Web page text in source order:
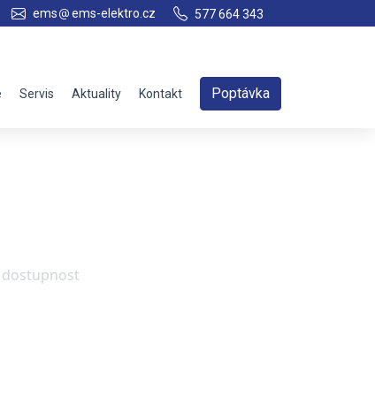
ems ems-elektro.cz 577 664 343
Servis Aktuality Kontakt Poptávka
dostupnost